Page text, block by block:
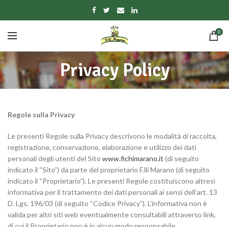
0
Privacy Policy
Regole sulla Privacy
Le presenti Regole sulla Privacy descrivono le modalità di raccolta,
registrazione, conservazione, elaborazione e utilizzo dei dati
personali degli utenti del Sito www.fichimarano.it (di seguito
indicato il “Sito”) da parte del proprietario F.lli Marano (di seguito
indicato il “Proprietario”). Le presenti Regole costituiscono altresì
informativa per il trattamento dei dati personali ai sensi dell’art. 13
D. Lgs. 196/03 (di seguito “Codice Privacy”). L’informativa non è
valida per altri siti web eventualmente consultabili attraverso link,